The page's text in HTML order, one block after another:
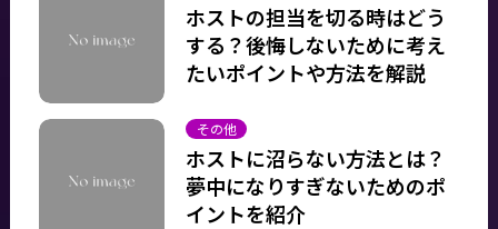
ホストの担当を切る時はどう
する？後悔しないために考え
たいポイントや方法を解説
その他
ホストに沼らない方法とは？
夢中になりすぎないためのポ
イントを紹介